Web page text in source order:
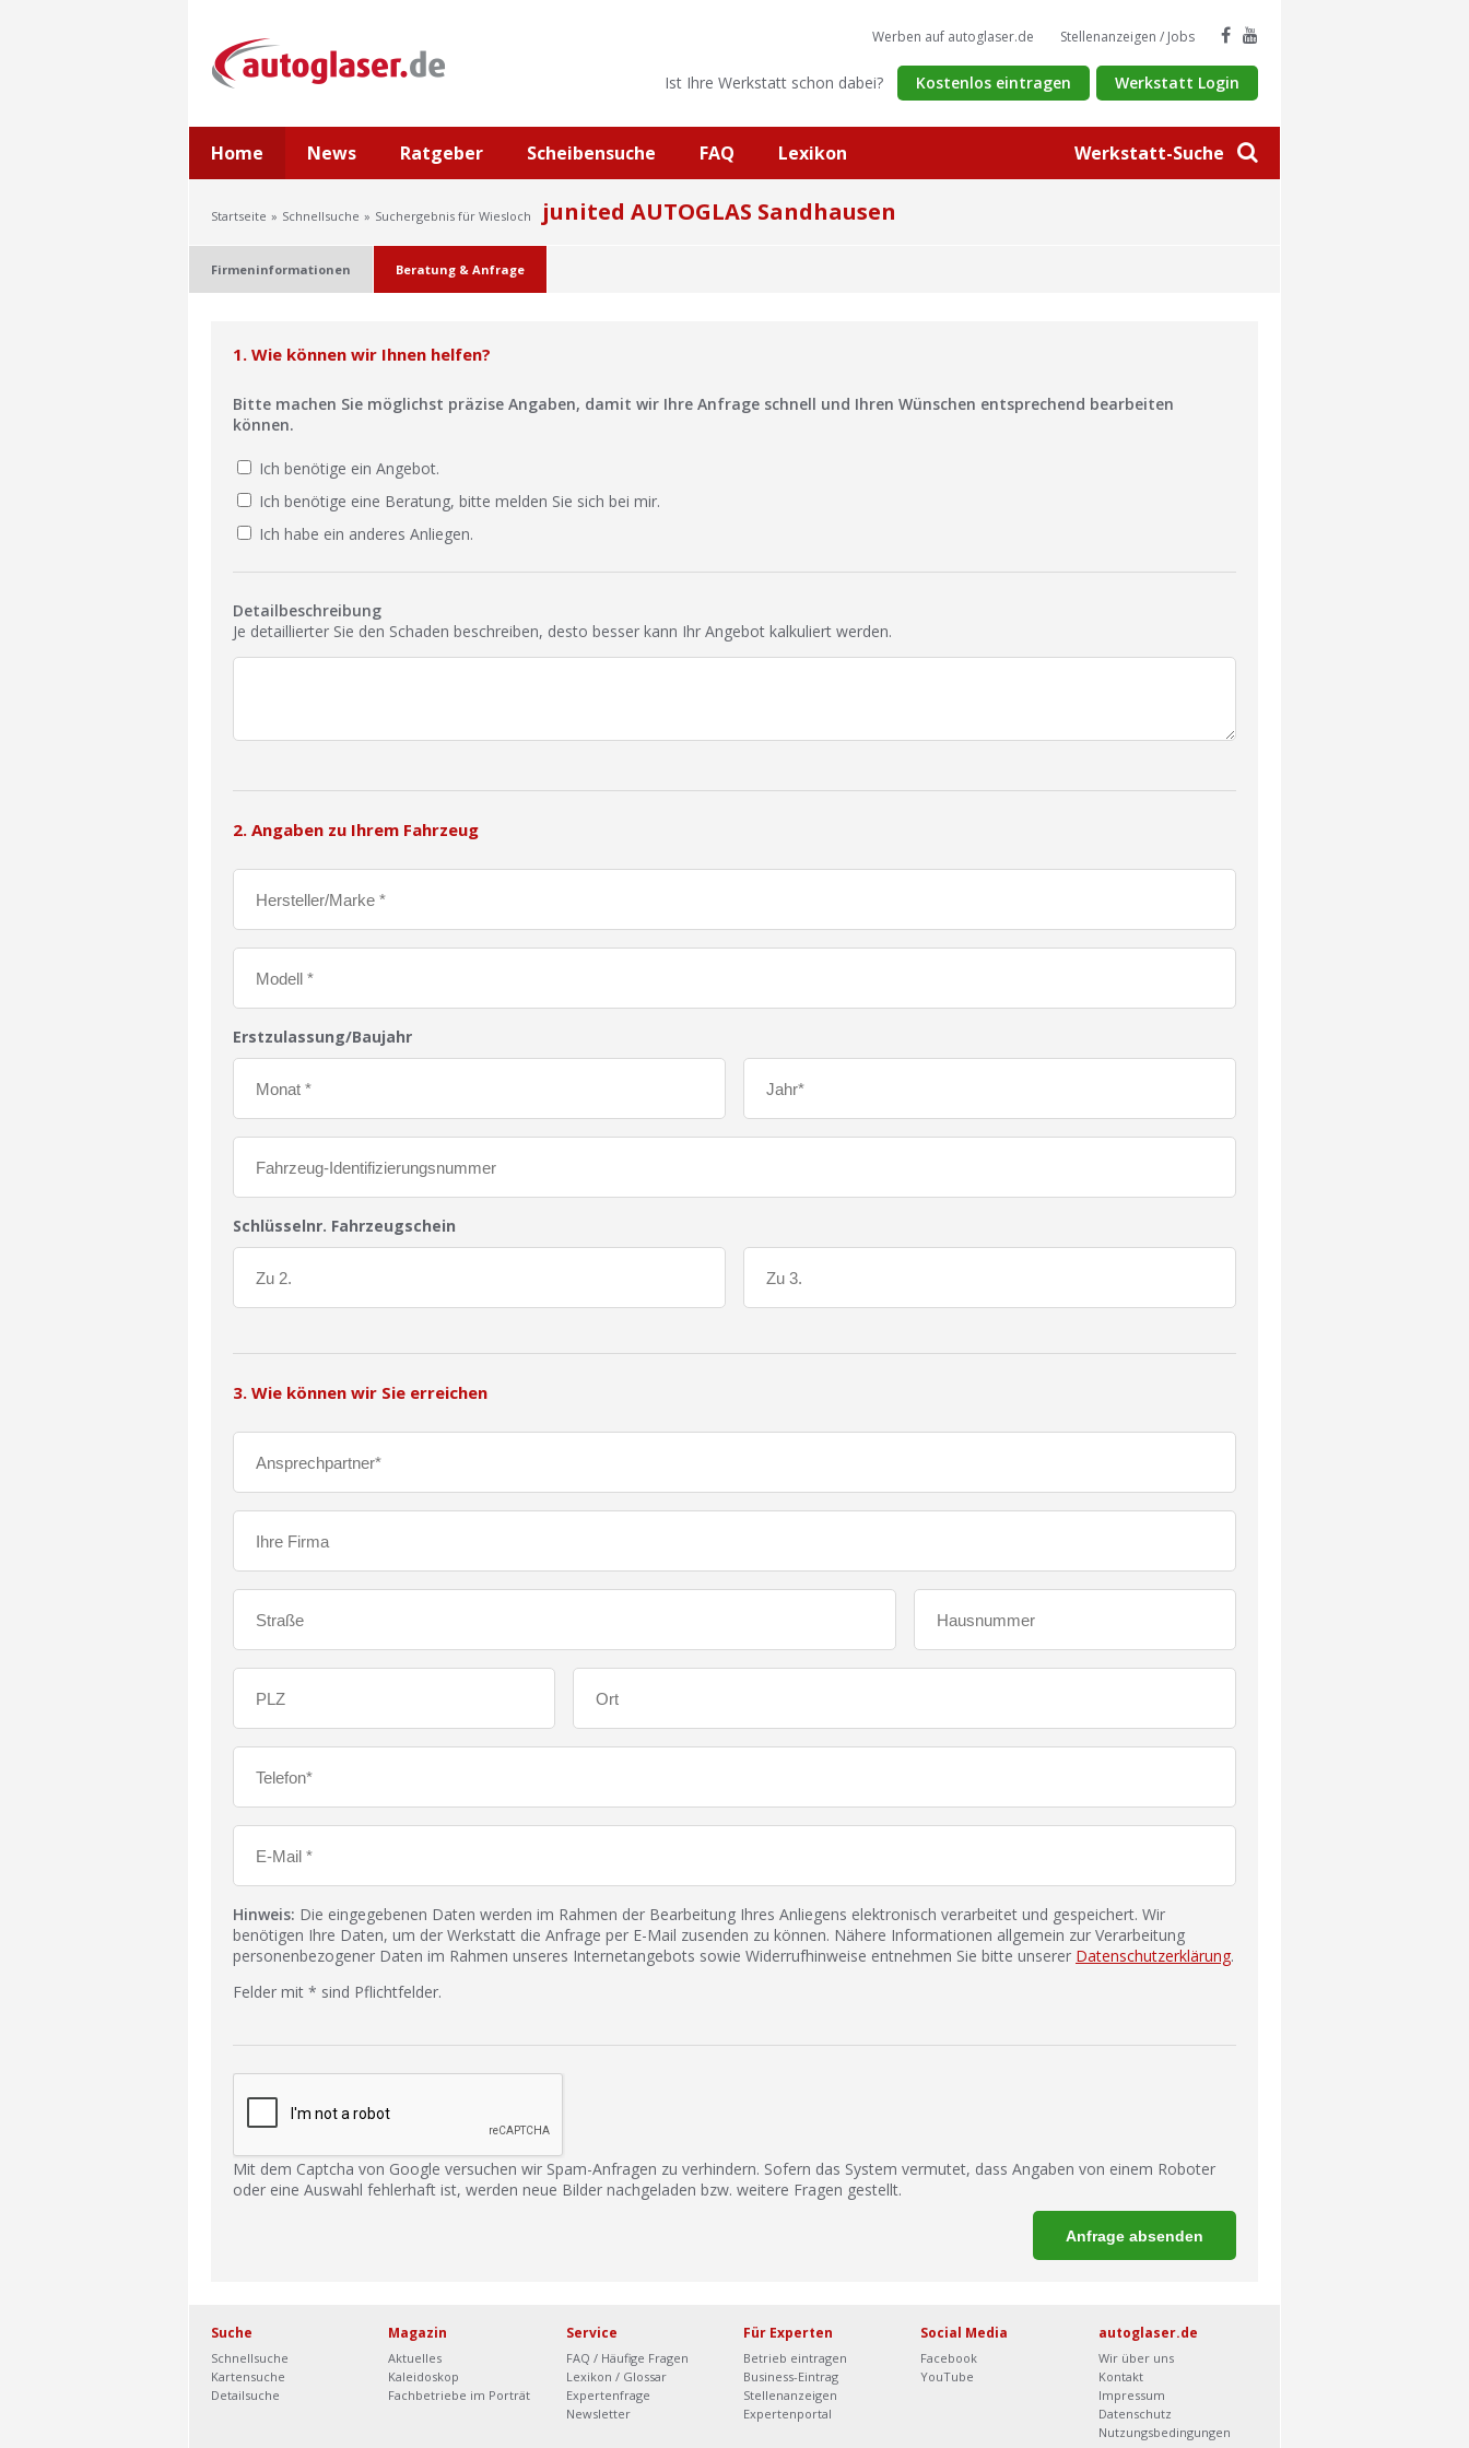
Werkstatt-Suche
Werben auf autoglaser.de Stellenanzeigen / Jobs
Ist Ihre Werkstatt schon dabei? Kostenlos eintragen Werkstatt Login
Home News Ratgeber Scheibensuche FAQ Lexikon
Startseite Schnellsuche Suchergebnis für Wiesloch junited AUTOGLAS Sandhausen
Firmeninformationen Beratung & Anfrage
1. Wie können wir Ihnen helfen?
Bitte machen Sie möglichst präzise Angaben, damit wir Ihre Anfrage schnell und Ihren Wünschen entsprechend bearbeiten
können.
Ich benötige ein Angebot.
Ich benötige eine Beratung, bitte melden Sie sich bei mir.
Ich habe ein anderes Anliegen.
Detailbeschreibung
Je detaillierter Sie den Schaden beschreiben, desto besser kann Ihr Angebot kalkuliert werden.
2. Angaben zu Ihrem Fahrzeug
Erstzulassung/Baujahr
Schlüsselnr. Fahrzeugschein
3. Wie können wir Sie erreichen
Hinweis: Die eingegebenen Daten werden im Rahmen der Bearbeitung Ihres Anliegens elektronisch verarbeitet und gespeichert. Wir
benötigen Ihre Daten, um der Werkstatt die Anfrage per E-Mail zusenden zu können. Nähere Informationen allgemein zur Verarbeitung
personenbezogener Daten im Rahmen unseres Internetangebots sowie Widerrufhinweise entnehmen Sie bitte unserer Datenschutzerklärung.
Felder mit * sind Pflichtfelder.
Mit dem Captcha von Google versuchen wir Spam-Anfragen zu verhindern. Sofern das System vermutet, dass Angaben von einem Roboter
oder eine Auswahl fehlerhaft ist, werden neue Bilder nachgeladen bzw. weitere Fragen gestellt.
Suche
Schnellsuche
Kartensuche
Detailsuche
Magazin
Aktuelles
Kaleidoskop
Fachbetriebe im Porträt
Service
FAQ / Häufige Fragen
Lexikon / Glossar
Expertenfrage
Newsletter
Für Experten
Betrieb eintragen
Business-Eintrag
Stellenanzeigen
Expertenportal
Social Media
Facebook
YouTube
autoglaser.de
Wir über uns
Kontakt
Impressum
Datenschutz
Nutzungsbedingungen